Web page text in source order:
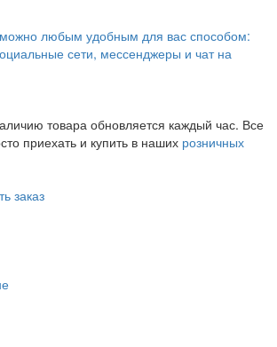
любым удобным для вас способом:
сети, мессенджеры и чат на
товара обновляется каждый час. Все
приехать и купить в наших розничных
заказ